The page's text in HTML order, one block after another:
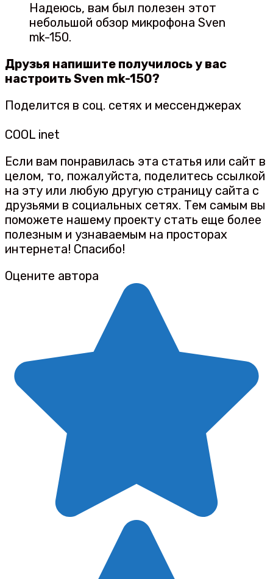
Надеюсь, вам был полезен этот
небольшой обзор микрофона Sven
mk-150.
Друзья напишите получилось у вас
настроить Sven mk-150?
Поделится в соц. сетях и мессенджерах
COOL inet
Если вам понравилась эта статья или сайт в
целом, то, пожалуйста, поделитесь ссылкой
на эту или любую другую страницу сайта с
друзьями в социальных сетях. Тем самым вы
поможете нашему проекту стать еще более
полезным и узнаваемым на просторах
интернета! Спасибо!
Оцените автора